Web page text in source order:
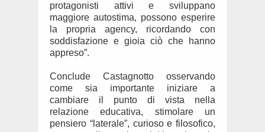
protagonisti attivi e sviluppano
maggiore autostima, possono esperire
la propria agency, ricordando con
soddisfazione e gioia ciò che hanno
appreso”.
Conclude Castagnotto osservando
come sia importante iniziare a
cambiare il punto di vista nella
relazione educativa, stimolare un
pensiero “laterale”, curioso e filosofico,